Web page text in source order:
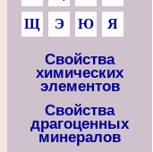
Щ
Э Ю Я
Свойства
химических
элементов
Свойства
драгоценных
минералов